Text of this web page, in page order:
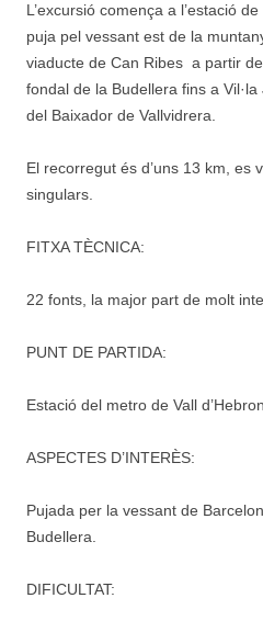
L’excursió comença a l’estació
puja pel vessant est de la
viaducte de Can Ribes a partir
fondal de la Budellera fins a
del Baixador de Vallvidrera.
El recorregut és d’uns 13 km, es
singulars.
FITXA TÈCNICA:
22 fonts, la major part de molt
PUNT DE PARTIDA:
Estació del metro de Vall d’Hebron.
ASPECTES D’INTERÈS:
Pujada per la vessant de
Budellera.
DIFICULTAT: